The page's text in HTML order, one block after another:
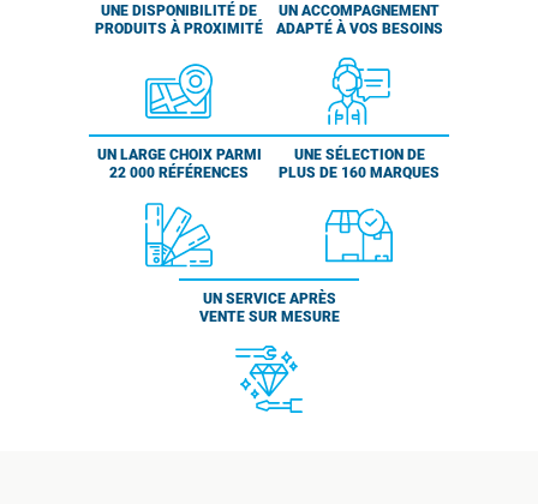
UNE DISPONIBILITÉ DE
PRODUITS À PROXIMITÉ
UN ACCOMPAGNEMENT
ADAPTÉ À VOS BESOINS
UN LARGE CHOIX PARMI
22 000 RÉFÉRENCES
UNE SÉLECTION DE
PLUS DE 160 MARQUES
UN SERVICE APRÈS
VENTE SUR MESURE